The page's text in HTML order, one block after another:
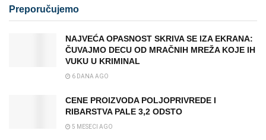
Preporučujemo
NAJVEĆA OPASNOST SKRIVA SE IZA EKRANA:
ČUVAJMO DECU OD MRAČNIH MREŽA KOJE IH
VUKU U KRIMINAL
6 DANA AGO
CENE PROIZVODA POLJOPRIVREDE I
RIBARSTVA PALE 3,2 ODSTO
5 MESECI AGO